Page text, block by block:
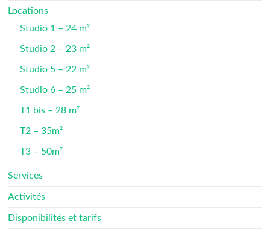
Locations
Studio 1 – 24 m²
Studio 2 – 23 m²
Studio 5 – 22 m²
Studio 6 – 25 m²
T1 bis – 28 m²
T2 – 35m²
T3 – 50m²
Services
Activités
Disponibilités et tarifs